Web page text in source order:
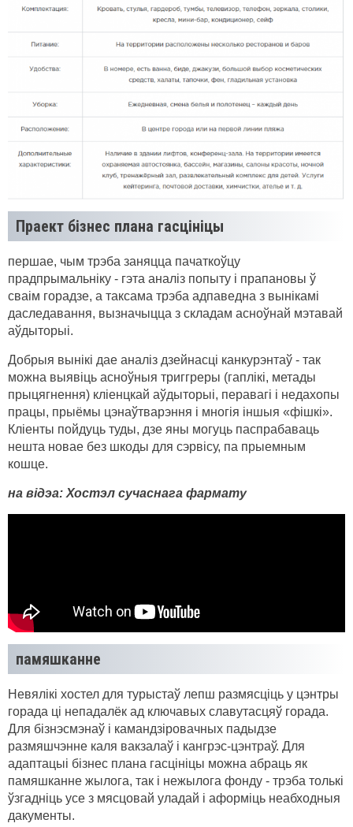
Праект бізнес плана гасцініцы
першае, чым трэба заняцца пачаткоўцу
прадпрымальніку - гэта аналіз попыту і прапановы ў
сваім горадзе, а таксама трэба адпаведна з вынікамі
даследавання, вызначыцца з складам асноўнай мэтавай
аўдыторыі.
Добрыя вынікі дае аналіз дзейнасці канкурэнтаў - так
можна выявіць асноўныя триггреры (гаплікі, метады
прыцягнення) кліенцкай аўдыторыі, перавагі і недахопы
працы, прыёмы цэнаўтварэння і многія іншыя «фішкі».
Кліенты пойдуць туды, дзе яны могуць паспрабаваць
нешта новае без шкоды для сэрвісу, па прыемным
кошце.
на відэа: Хостэл сучаснага фармату
памяшканне
Невялікі хостел для турыстаў лепш размясціць у цэнтры
горада ці непадалёк ад ключавых славутасцяў горада.
Для бізнэсмэнаў і камандзіровачных падыдзе
размяшчэнне каля вакзалаў і кангрэс-цэнтраў. Для
адаптацыі бізнес плана гасцініцы можна абраць як
памяшканне жылога, так і нежылога фонду - трэба толькі
ўзгадніць усе з мясцовай уладай і аформіць неабходныя
дакументы.